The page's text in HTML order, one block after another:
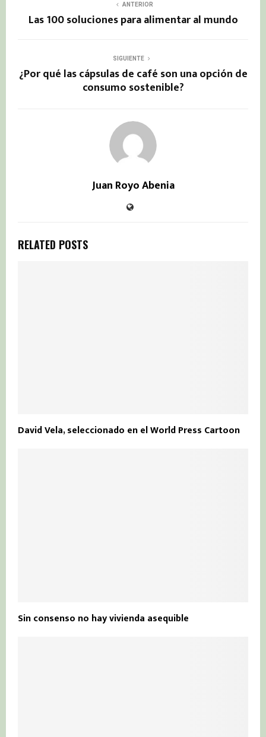
ANTERIOR
Las 100 soluciones para alimentar al mundo
SIGUIENTE
¿Por qué las cápsulas de café son una opción de
consumo sostenible?
Juan Royo Abenia
RELATED POSTS
David Vela, seleccionado en el World Press Cartoon
Sin consenso no hay vivienda asequible